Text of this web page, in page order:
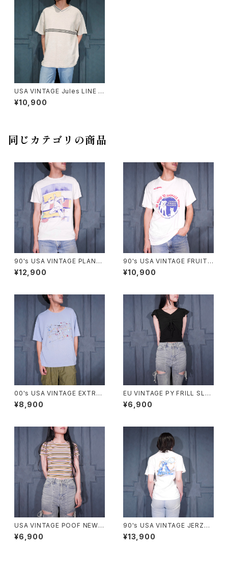
USA VINTAGE Jules LINE D
ESIGN KNIT T SHIRT/アメリ
カ古着ラインデザインニットTシ
¥10,900
同じカテゴリの商品
90's USA VINTAGE PLAN-9
ART PRINT DESIGN T SHIR
T/90年代アメリカ古着アートプ
¥12,900
90's USA VINTAGE FRUIT
OF THE LOOM PETS MART
BE KIND TO ANIMALS WEE
くしよう習慣プリントデザインT
¥10,900
00's USA VINTAGE EXTRA
Elements PAINT DESIGN T
SHIRT/00年代アメリカ古着ペ
¥8,900
EU VINTAGE PY FRILL SLEE
VE SHARING DESIGN HALF
SLEEVE TOPS MADE IN ITA
¥6,900
USA VINTAGE POOF NEW Y
ORK COLORFUL BORDER P
ATTERNED HALF SLEEVE T
¥6,900
90's USA VINTAGE JERZEE
S CAPCOM MEGA MAN PRI
NT DESIGN T SHIRT/90年
¥13,900